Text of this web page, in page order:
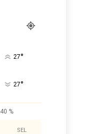
27°
27°
40 %
SEL